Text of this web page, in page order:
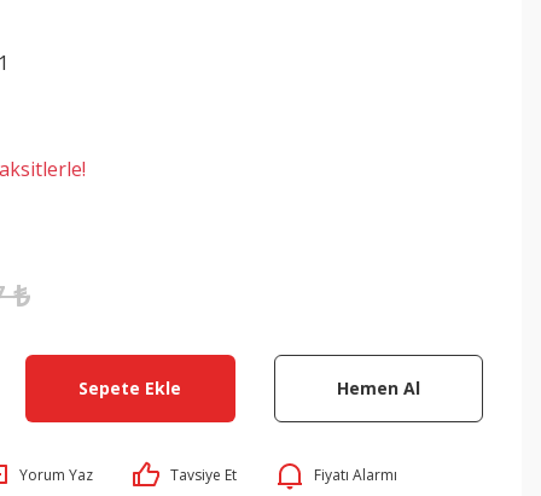
₺
Sepete Ekle Hemen Al
Yorum Yaz Tavsiye Et Fiyatı Alarmı